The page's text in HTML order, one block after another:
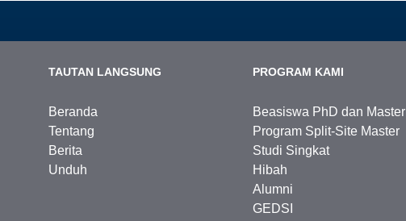
TAUTAN LANGSUNG
Beranda
Tentang
Berita
Unduh
PROGRAM KAMI
Beasiswa PhD dan Master
Program Split-Site Master
Studi Singkat
Hibah
Alumni
GEDSI